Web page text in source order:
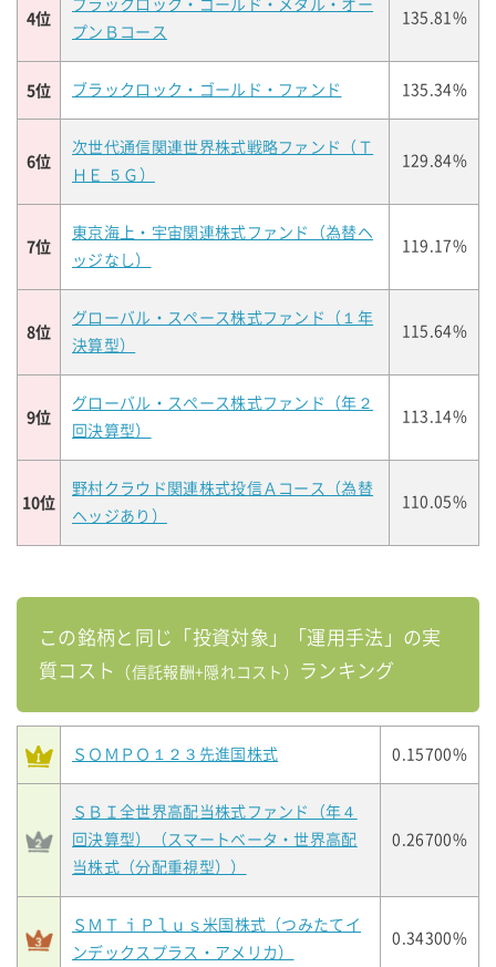
4位
ブラックロック・ゴールド・メタル・オー
プンＢコース
135.81%
5位 ブラックロック・ゴールド・ファンド 135.34%
6位
次世代通信関連世界株式戦略ファンド（Ｔ
ＨＥ ５Ｇ）
129.84%
7位
東京海上・宇宙関連株式ファンド（為替ヘ
ッジなし）
119.17%
8位
グローバル・スペース株式ファンド（１年
決算型）
115.64%
9位
グローバル・スペース株式ファンド（年２
回決算型）
113.14%
10位
野村クラウド関連株式投信Ａコース（為替
ヘッジあり）
110.05%
この銘柄と同じ「投資対象」「運用手法」の実
質コスト
（信託報酬+隠れコスト） ランキング
ＳＯＭＰＯ１２３先進国株式 0.15700%
ＳＢＩ全世界高配当株式ファンド（年４
回決算型）（スマートベータ・世界高配
当株式（分配重視型））
0.26700%
ＳＭＴ ｉＰｌｕｓ米国株式（つみたてイ
ンデックスプラス・アメリカ）
0.34300%